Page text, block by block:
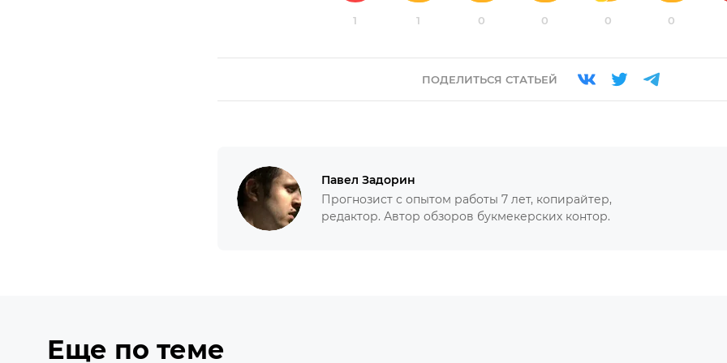
1 1 0 0 0 0
ПОДЕЛИТЬСЯ СТАТЬЕЙ
Павел Задорин
Прогнозист с опытом работы 7 лет, копирайтер,
редактор. Автор обзоров букмекерских контор.
Еще по теме